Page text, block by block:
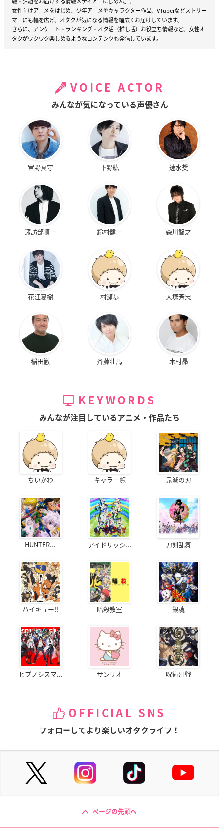
女性向けアニメをはじめ、少年アニメやキャラクター作品、VTuberなどストリー
マーにも幅を広げ、オタクが気になる情報を幅広くお届けしています。
さらに、アンケート・ランキング・オタ活（推し活）お役立ち情報など、女性オ
タクがワクワク楽しめるようなコンテンツも発信しています。
VOICE ACTOR
みんなが気になっている声優さん
宮野真守 下野紘 速水奨
諏訪部順一 鈴村健一 森川智之
花江夏樹 村瀬歩 大塚芳忠
稲田徹 斉藤壮馬 木村昴
KEYWORDS
みんなが注目しているアニメ・作品たち
ちいかわ キャラ一覧 鬼滅の刃
HUNTER... アイドリッシ... 刀剣乱舞
ハイキュー!! 暗殺教室 銀魂
ヒプノシスマ... サンリオ 呪術廻戦
OFFICIAL SNS
フォローしてより楽しいオタクライフ！
ページの先頭へ